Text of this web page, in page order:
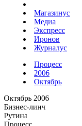
Магазинус
Медиа
Экспресс
Иронов
Журналус
Процесс
2006
Октябрь
Октябрь 2006
Бизнес-линч
Рутина
Процесс